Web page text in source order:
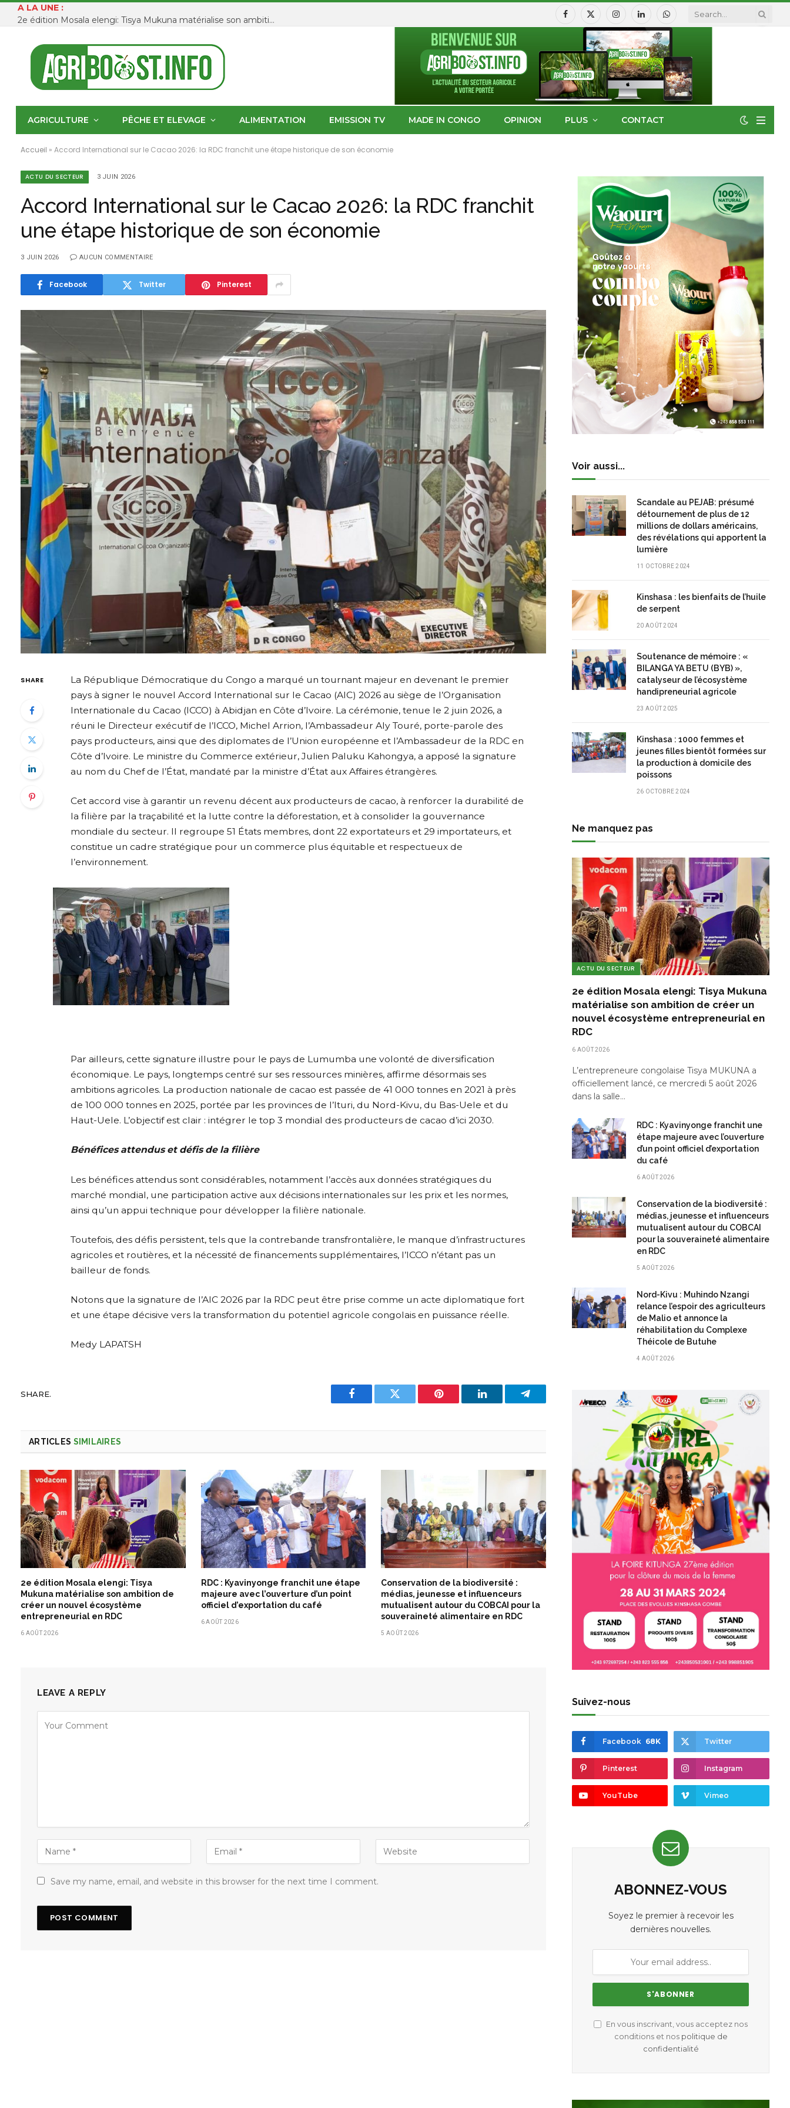
A LA UNE :
2e édition Mosala elengi: Tisya Mukuna matérialise son ambition de créer un nouvel écosystème entrepreneurial en RDC
Facebook
X
(Twitter)
InstagramLinkedInWhatsApp
AGRICULTURE PÊCHE ET ELEVAGE ALIMENTATION EMISSION TV MADE IN CONGO OPINION PLUS CONTACT
Accueil » Accord International sur le Cacao 2026: la RDC franchit une étape historique de son économie
ACTU DU SECTEUR 3 JUIN 2026
Accord International sur le Cacao 2026: la RDC franchit
une étape historique de son économie
3 JUIN 2026 AUCUN COMMENTAIRE
Facebook Twitter Pinterest
SHARE
La République Démocratique du Congo a marqué un tournant majeur en devenant le premier
pays à signer le nouvel Accord International sur le Cacao (AIC) 2026 au siège de l’Organisation
Internationale du Cacao (ICCO) à Abidjan en Côte d’Ivoire. La cérémonie, tenue le 2 juin 2026, a
réuni le Directeur exécutif de l’ICCO, Michel Arrion, l’Ambassadeur Aly Touré, porte-parole des
pays producteurs, ainsi que des diplomates de l’Union européenne et l’Ambassadeur de la RDC en
Côte d’Ivoire. Le ministre du Commerce extérieur, Julien Paluku Kahongya, a apposé la signature
au nom du Chef de l’État, mandaté par la ministre d’État aux Affaires étrangères.
‎Cet accord vise à garantir un revenu décent aux producteurs de cacao, à renforcer la durabilité de
la filière par la traçabilité et la lutte contre la déforestation, et à consolider la gouvernance
mondiale du secteur. Il regroupe 51 États membres, dont 22 exportateurs et 29 importateurs, et
constitue un cadre stratégique pour un commerce plus équitable et respectueux de
l’environnement.
‎Par ailleurs, cette signature illustre pour le pays de Lumumba une volonté de diversification
économique. Le pays, longtemps centré sur ses ressources minières, affirme désormais ses
ambitions agricoles. La production nationale de cacao est passée de 41 000 tonnes en 2021 à près
de 100 000 tonnes en 2025, portée par les provinces de l’Ituri, du Nord-Kivu, du Bas-Uele et du
Haut-Uele. L’objectif est clair : intégrer le top 3 mondial des producteurs de cacao d’ici 2030.
Bénéfices attendus et défis de la filière
‎Les bénéfices attendus sont considérables, notamment l’accès aux données stratégiques du
marché mondial, une participation active aux décisions internationales sur les prix et les normes,
ainsi qu’un appui technique pour développer la filière nationale.
Toutefois, des défis persistent, tels que la contrebande transfrontalière, le manque d’infrastructures
agricoles et routières, et la nécessité de financements supplémentaires, l’ICCO n’étant pas un
bailleur de fonds.
‎Notons que la signature de l’AIC 2026 par la RDC peut être prise comme un acte diplomatique fort
et une étape décisive vers la transformation du potentiel agricole congolais en puissance réelle.
Medy LAPATSH
SHARE.
Facebook Twitter Pinterest LinkedIn Telegram
ARTICLES SIMILAIRES
2e édition Mosala elengi: Tisya
Mukuna matérialise son ambition de
créer un nouvel écosystème
entrepreneurial en RDC
6 AOÛT 2026
RDC : Kyavinyonge franchit une étape
majeure avec l’ouverture d’un point
officiel d’exportation du café
6 AOÛT 2026
Conservation de la biodiversité :
médias, jeunesse et influenceurs
mutualisent autour du COBCAI pour la
souveraineté alimentaire en RDC
5 AOÛT 2026
LEAVE A REPLY
Save my name, email, and website in this browser for the next time I comment.
Voir aussi...
Scandale au PEJAB: présumé
détournement de plus de 12
millions de dollars américains,
des révélations qui apportent la
lumière
11 OCTOBRE 2024
Kinshasa : les bienfaits de l’huile
de serpent
20 AOÛT 2024
Soutenance de mémoire : «
BILANGA YA BETU (BYB) »,
catalyseur de l’écosystème
handipreneurial agricole
23 AOÛT 2025
Kinshasa : 1000 femmes et
jeunes filles bientôt formées sur
la production à domicile des
poissons
26 OCTOBRE 2024
Ne manquez pas
ACTU DU SECTEUR
2e édition Mosala elengi: Tisya Mukuna
matérialise son ambition de créer un
nouvel écosystème entrepreneurial en
RDC
6 AOÛT 2026
L’entrepreneure congolaise Tisya MUKUNA a
officiellement lancé, ce mercredi 5 août 2026
dans la salle…
RDC : Kyavinyonge franchit une
étape majeure avec l’ouverture
d’un point officiel d’exportation
du café
6 AOÛT 2026
Conservation de la biodiversité :
médias, jeunesse et influenceurs
mutualisent autour du COBCAI
pour la souveraineté alimentaire
en RDC
5 AOÛT 2026
Nord-Kivu : Muhindo Nzangi
relance l’espoir des agriculteurs
de Malio et annonce la
réhabilitation du Complexe
Théicole de Butuhe
4 AOÛT 2026
Suivez-nous
Facebook 68K Twitter
Pinterest Instagram
YouTube Vimeo
ABONNEZ-VOUS
Soyez le premier à recevoir les
dernières nouvelles.
En vous inscrivant, vous acceptez nos
conditions et nos politique de
confidentialité